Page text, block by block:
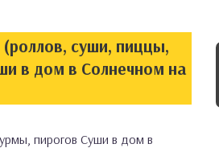
суши, пиццы,
в дом в Солнечном на
пирогов Суши в дом в